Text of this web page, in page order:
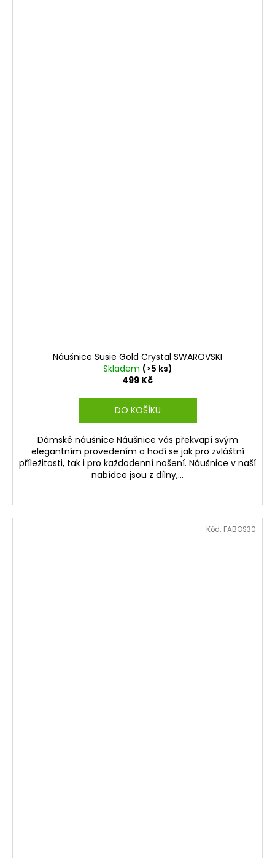
Náušnice Susie Gold Crystal SWAROVSKI
Skladem (>5 ks)
499 Kč
DO KOŠÍKU
Dámské náušnice Náušnice vás překvapí svým
elegantním provedením a hodí se jak pro zvláštní
příležitosti, tak i pro každodenní nošení. Náušnice v naší
nabídce jsou z dílny,...
Kód: FABOS30